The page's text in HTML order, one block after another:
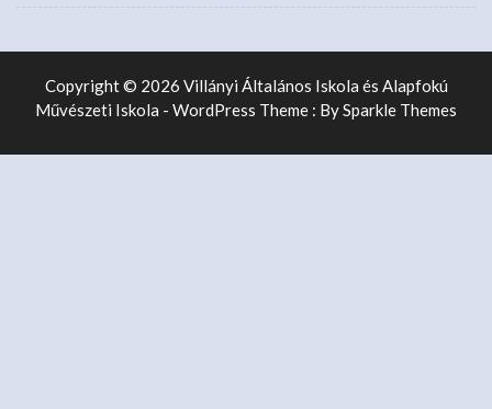
Copyright © 2026 Villányi Általános Iskola és Alapfokú
Művészeti Iskola - WordPress Theme : BySparkle Themes